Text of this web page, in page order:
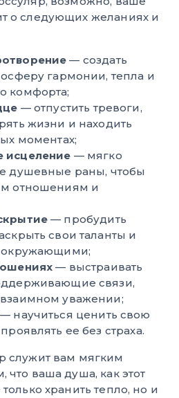
о следующих желаниях и
— создать
гармонии, тепла и
комфорта;
— отпустить тревоги,
жизни и находить
моментах;
исцеление — мягко
душевные раны, чтобы
отношениям и
— пробудить
свои таланты и
окружающими;
— выстраивать
связи,
уважении;
— научиться ценить свою
ее без страха.
служит вам мягким
ваша душа, как этот
хранить тепло, но и